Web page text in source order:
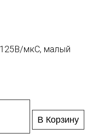
мкС, малый
В Корзину